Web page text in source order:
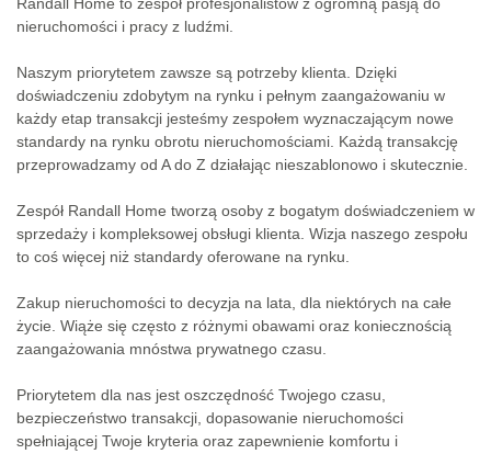
nieruchomości i pracy z ludźmi.
Naszym priorytetem zawsze są potrzeby klienta. Dzięki
doświadczeniu zdobytym na rynku i pełnym zaangażowaniu w
każdy etap transakcji jesteśmy zespołem wyznaczającym nowe
standardy na rynku obrotu nieruchomościami. Każdą transakcję
przeprowadzamy od A do Z działając nieszablonowo i skutecznie.
Zespół Randall Home tworzą osoby z bogatym doświadczeniem w
sprzedaży i kompleksowej obsługi klienta. Wizja naszego zespołu
to coś więcej niż standardy oferowane na rynku.
Zakup nieruchomości to decyzja na lata, dla niektórych na całe
życie. Wiąże się często z różnymi obawami oraz koniecznością
zaangażowania mnóstwa prywatnego czasu.
Priorytetem dla nas jest oszczędność Twojego czasu,
bezpieczeństwo transakcji, dopasowanie nieruchomości
spełniającej Twoje kryteria oraz zapewnienie komfortu i